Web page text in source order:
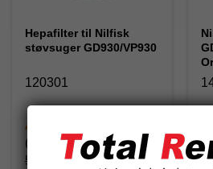
Hepafilter til Nilfisk
støvsuger GD930/VP930
120301
565,00 DKK
460,00 DKK
(inkl. moms)